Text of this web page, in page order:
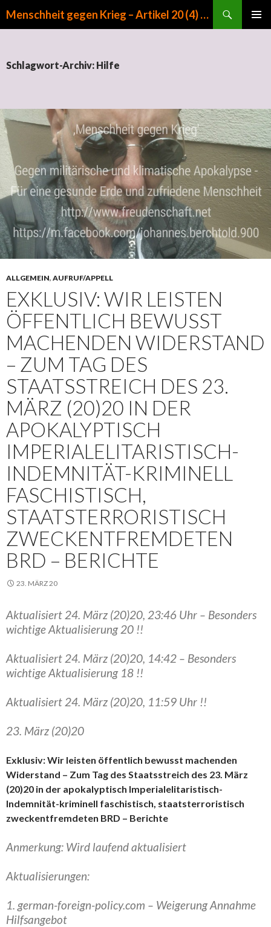
Menschheit gegen Krieg – Artikel 20 (4) GG
Schlagwort-Archiv: Hilfe
ALLGEMEIN, AUFRUF/APPELL
EXKLUSIV: WIR LEISTEN
ÖFFENTLICH BEWUSST
MACHENDEN WIDERSTAND
– ZUM TAG DES
STAATSSTREICH DES 23.
MÄRZ (20)20 IN DER
APOKALYPTISCH
IMPERIALELITARISTISCH-
INDEMNITÄT-KRIMINELL
FASCHISTISCH,
STAATSTERRORISTISCH
ZWECKENTFREMDETEN
BRD – BERICHTE
23. MÄRZ 20
Aktualisiert 24. März (20)20, 23:46 Uhr – Besonders
wichtige Aktualisierung 20 !!
Aktualisiert 24. März (20)20, 14:42 – Besonders
wichtige Aktualisierung 18 !!
Aktualisiert 24. März (20)20, 11:59 Uhr !!
23. März (20)20
Exklusiv: Wir leisten öffentlich bewusst machenden
Widerstand – Zum Tag des Staatsstreich des 23. März
(20)20 in der apokalyptisch Imperialelitaristisch-
Indemnität-kriminell faschistisch, staatsterroristisch
zweckentfremdeten BRD – Berichte
Anmerkung: Wird laufend aktualisiert
Aktualisierungen:
1. german-foreign-policy.com – Weigerung Annahme
Hilfsangebot